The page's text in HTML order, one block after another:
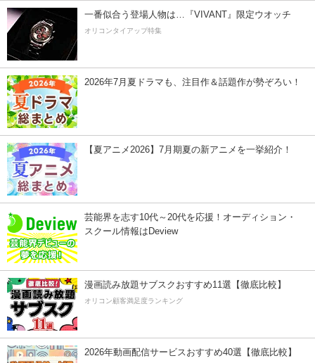
一番似合う登場人物は…『VIVANT』限定ウオッチ
オリコンタイアップ特集
2026年7月夏ドラマも、注目作＆話題作が勢ぞろい！
【夏アニメ2026】7月期夏の新アニメを一挙紹介！
芸能界を志す10代～20代を応援！オーディション・
スクール情報はDeview
漫画読み放題サブスクおすすめ11選【徹底比較】
オリコン顧客満足度ランキング
2026年動画配信サービスおすすめ40選【徹底比較】